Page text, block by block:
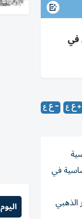
في
في
الذهبي
اليوم